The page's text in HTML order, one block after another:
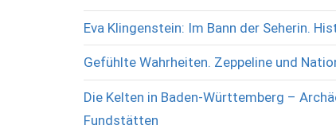
Eva Klingenstein: Im Bann der Seherin.
Gefühlte Wahrheiten. Zeppeline und
Die Kelten in Baden-Württemberg –
Fundstätten